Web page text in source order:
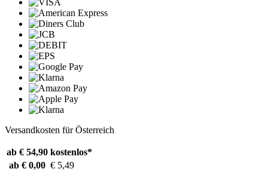
Versandkosten für Österreich
ab € 54,90 kostenlos*
ab € 0,00 € 5,49